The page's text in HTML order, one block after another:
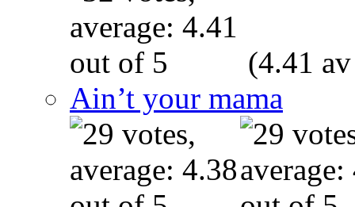
(4.41
Ain’t your mama